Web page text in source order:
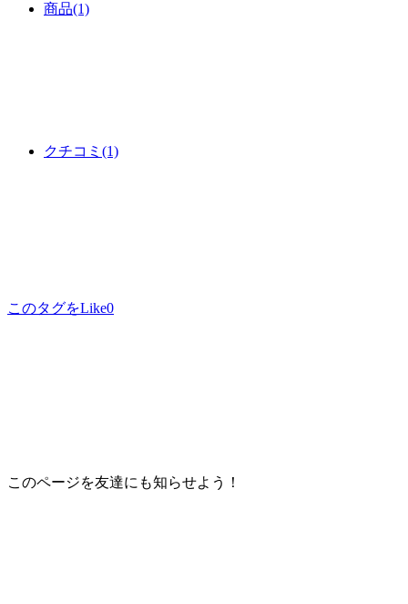
商品(1)
クチコミ (1)
このタグをLike0
このページを友達にも知らせよう！